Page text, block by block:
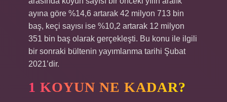
ayına göre %14,6 artarak 42 milyon 713 bin
baş, keçi sayısı ise %10,2 artarak 12 milyon
351 bin baş olarak gerçekleşti. Bu konu ile ilgili
bir sonraki bültenin yayımlanma tarihi Şubat
2021’dir.
1 KOYUN NE KADAR?